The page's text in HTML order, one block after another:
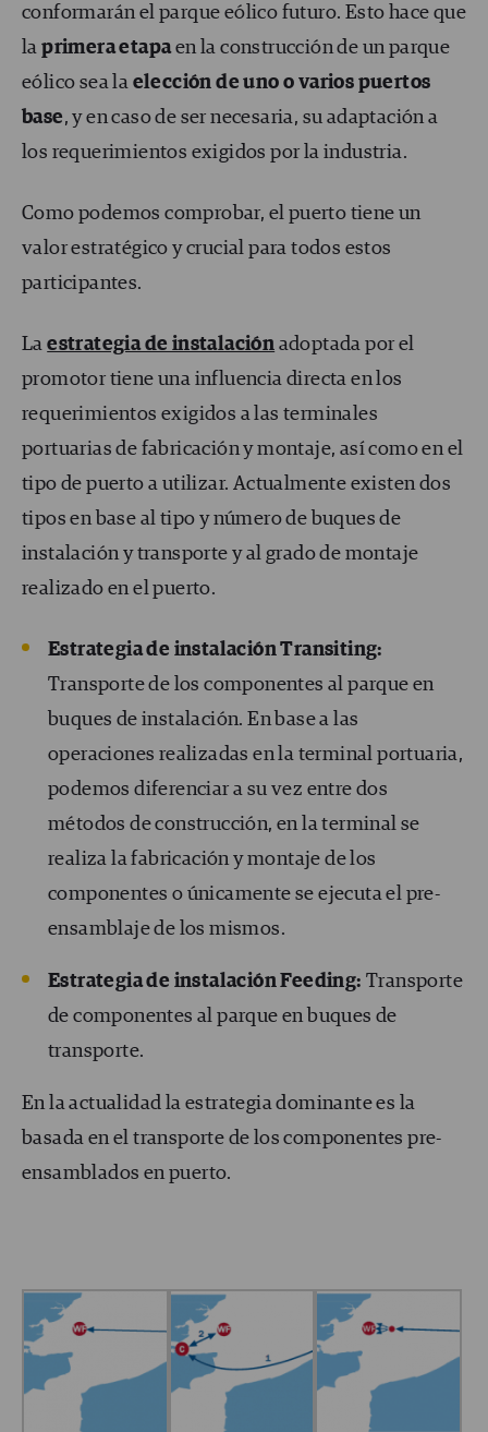
conformarán el parque eólico futuro. Esto hace que
laprimera etapaen la construcción de un parque
eólico sea la elección de uno o varios puertos
base, y en caso de ser necesaria, su adaptación a
los requerimientos exigidos por la industria.
Como podemos comprobar, el puerto tiene un
valor estratégico y crucial para todos estos
participantes.
Laestrategia de instalación adoptada por el
promotor tiene una influencia directa en los
requerimientos exigidos a las terminales
portuarias de fabricación y montaje, así como en el
tipo de puerto a utilizar. Actualmente existen dos
tipos en base al tipo y número de buques de
instalación y transporte y al grado de montaje
realizado en el puerto.
Estrategia de instalación Transiting:
Transporte de los componentes al parque en
buques de instalación. En base a las
operaciones realizadas en la terminal portuaria,
podemos diferenciar a su vez entre dos
métodos de construcción, en la terminal se
realiza la fabricación y montaje de los
componentes o únicamente se ejecuta el pre-
ensamblaje de los mismos.
Estrategia de instalación Feeding: Transporte
de componentes al parque en buques de
transporte.
En la actualidad la estrategia dominante es la
basada en el transporte de los componentes pre-
ensamblados en puerto.